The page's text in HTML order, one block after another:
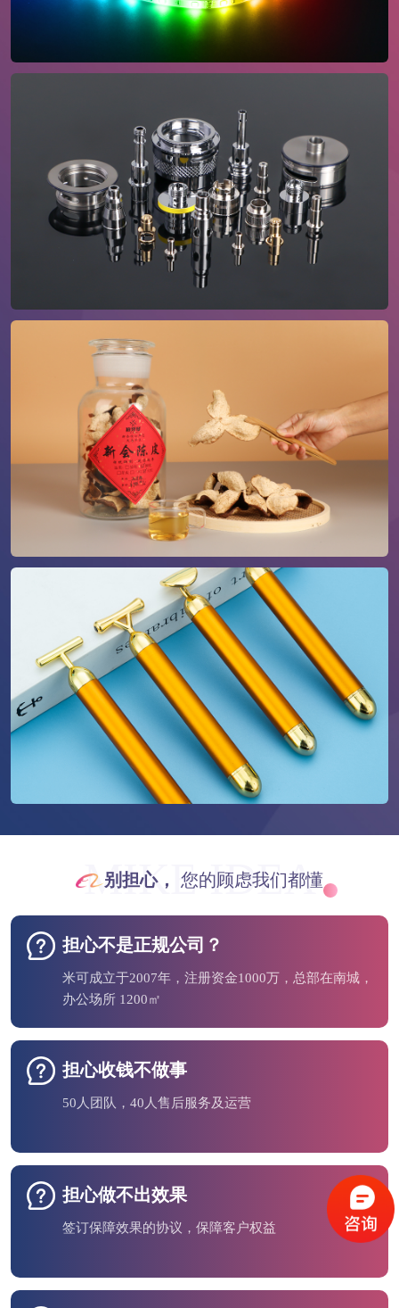
MIKE IDEA
别担心，您的顾虑我们都懂
担心不是正规公司？
米可成立于2007年，注册资金1000万，总部在南城，
办公场所 1200㎡
担心收钱不做事
50人团队，40人售后服务及运营
担心做不出效果
签订保障效果的协议，保障客户权益